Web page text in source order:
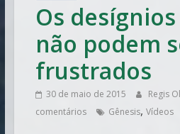
Os
não podem
frustrados
30 de maio de 2015 Regis
comentários
Gênesis, Vídeos